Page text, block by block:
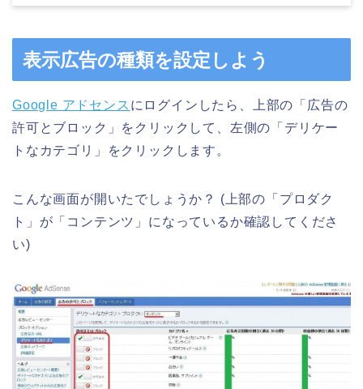
表示広告の種類を設定しよう
Google アドセンス にログインしたら、上部の「広告の
許可とブロック」をクリックして、左側の「デリケー
トなカテゴリ」をクリックします。
こんな画面が開いたでしょうか？ (上部の「プロダク
ト」が「コンテンツ」になっているか確認してくださ
い)